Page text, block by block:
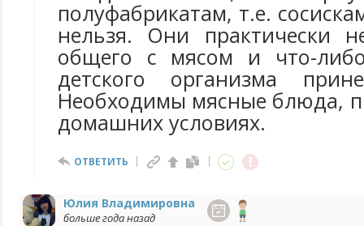
полуфабрикатам, т.е.
нельзя. Они практически
общего с мясом и что-
детского организма
Необходимы мясные блюда,
домашних условиях.
ОТВЕТИТЬ
Юлия Владимировна
больше года назад